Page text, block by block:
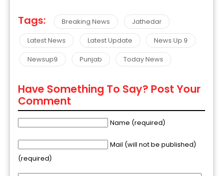
Tags: Breaking News
Jathedar
Latest News
Latest Update
News Up 9
Newsup9
Punjab Today News
Have Something To Say? Post Your
Comment
Name (required)
Mail (will not be published)
(required)